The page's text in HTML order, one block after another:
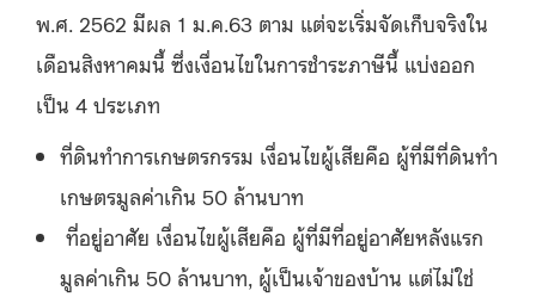
พ.ศ. 2562 มีผล 1 ม.ค.63 ตาม แต่จะเริ่มจัดเก็บจริงใน
เดือนสิงหาคมนี้ ซึ่งเงื่อนไขในการชำระภาษีนี้ แบ่งออก
เป็น 4 ประเภท
ที่ดินทำการเกษตรกรรม เงื่อนไขผู้เสียคือ ผู้ที่มีที่ดินทำ
เกษตรมูลค่าเกิน 50 ล้านบาท
ที่อยู่อาศัย เงื่อนไขผู้เสียคือ ผู้ที่มีที่อยู่อาศัยหลังแรก
มูลค่าเกิน 50 ล้านบาท, ผู้เป็นเจ้าของบ้าน แต่ไม่ใช่